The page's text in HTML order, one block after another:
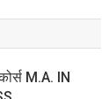
M.A. IN